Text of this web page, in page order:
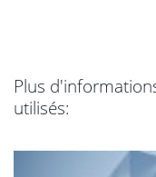
Plus
utilisés: